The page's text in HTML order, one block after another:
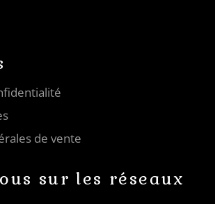
de vente
sur les réseaux